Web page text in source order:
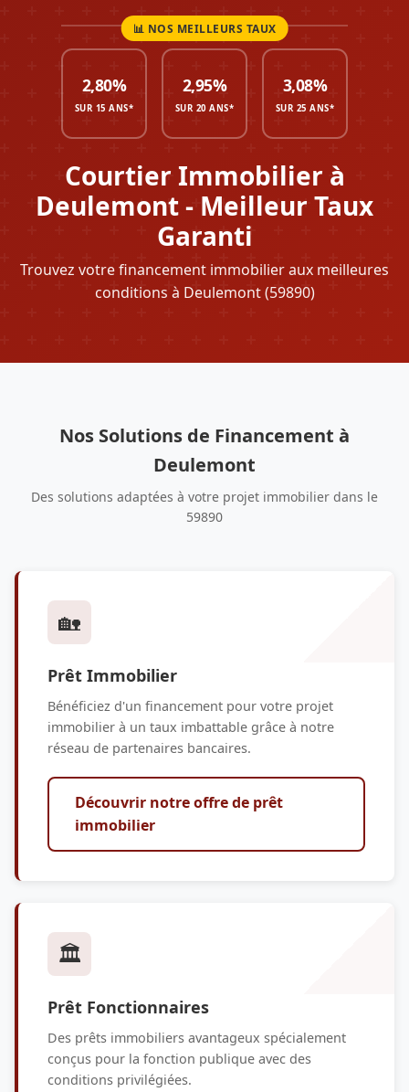
Courtier Immobilier à
Deulemont - Meilleur Taux
Garanti
Trouvez votre financement immobilier aux meilleures
conditions à Deulemont (59890)
2,80%
SUR 15 ANS*
2,95%
SUR 20 ANS*
3,08%
SUR 25 ANS*
Nos Solutions de Financement à
Deulemont
Des solutions adaptées à votre projet immobilier dans le
59890
🏡
Prêt Immobilier
Bénéficiez d'un financement pour votre projet
immobilier à un taux imbattable grâce à notre
réseau de partenaires bancaires.
Découvrir notre offre de prêt
immobilier
🏛️
Prêt Fonctionnaires
Des prêts immobiliers avantageux spécialement
conçus pour la fonction publique avec des
conditions privilégiées.